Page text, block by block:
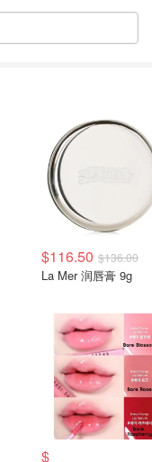
$116.50 $136.00
La Mer 润唇膏 9g
$